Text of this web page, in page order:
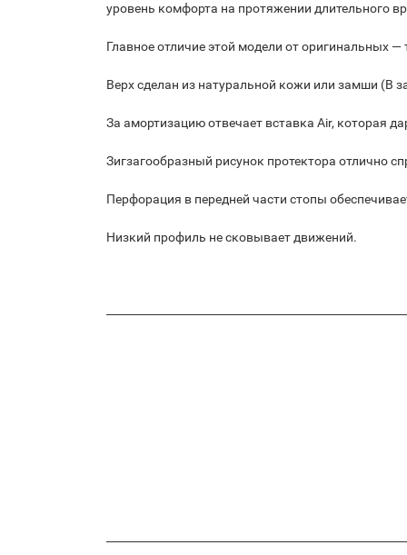
уровень комфорта на протяжении длительного
Главное отличие этой модели от оригинальных
Верх сделан из натуральной кожи или замши (В
За амортизацию отвечает вставка Air, которая
Зигзагообразный рисунок протектора отлично
Перфорация в передней части стопы
Низкий профиль не сковывает движений.